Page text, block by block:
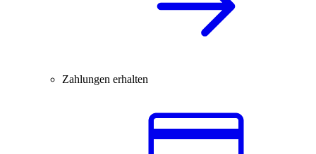
Zahlungen erhalten